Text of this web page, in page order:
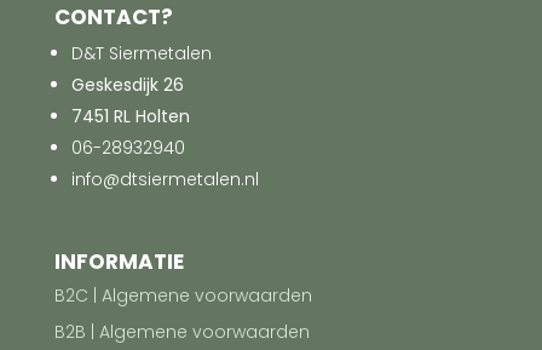
CONTACT?
D&T Siermetalen
Geskesdijk 26
7451 RL Holten
06-28932940
info@dtsiermetalen.nl
INFORMATIE
B2C | Algemene voorwaarden
B2B | Algemene voorwaarden